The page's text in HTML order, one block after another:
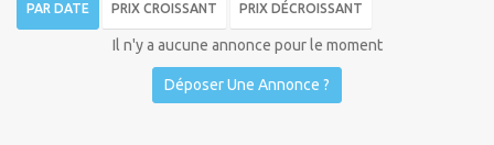
PAR DATE PRIX CROISSANT PRIX DÉCROISSANT
Il n'y a aucune annonce pour le moment
Déposer Une Annonce ?